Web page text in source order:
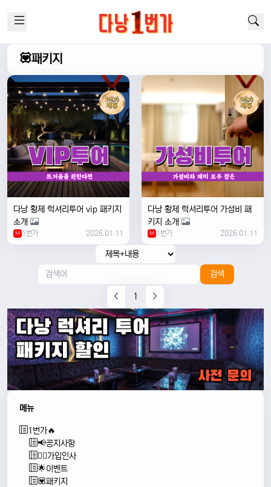
💟패키지
다낭 황제 럭셔리투어 vip 패키지
소개
M 1번가 2026.01.11
다낭 황제 럭셔리투어 가성비 패
키지 소개
M 1번가 2026.01.11
검색
1
메뉴
1번가🔥
📢공지사항
🙇‍♂️가입인사
🌟이벤트
💟패키지